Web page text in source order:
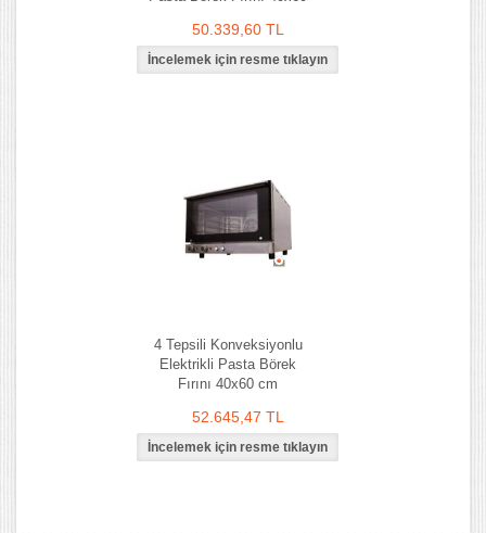
50.339,60 TL
4 Tepsili Konveksiyonlu
Elektrikli Pasta Börek
Fırını 40x60 cm
52.645,47 TL